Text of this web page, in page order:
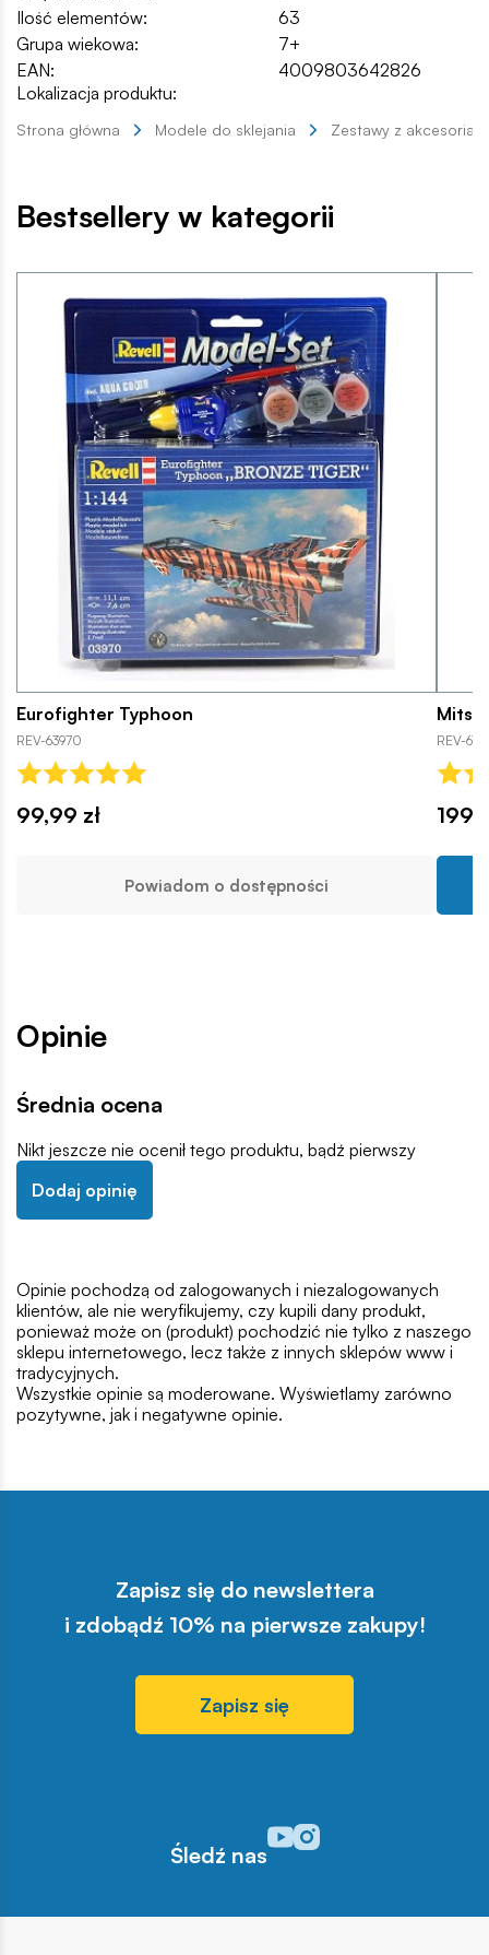
Ilość elementów:
63
Grupa wiekowa:
7+
EAN:
4009803642826
Lokalizacja produktu:
Strona główna Modele do sklejania Zestawy z akcesoriami
Bestsellery w kategorii
Eurofighter Typhoon
REV-63970
99,99 zł
Powiadom o dostępności
REV-
Opinie
Średnia ocena
Nikt jeszcze nie ocenił tego produktu, bądź pierwszy
Dodaj opinię
Opinie pochodzą od zalogowanych i niezalogowanych
klientów, ale nie weryfikujemy, czy kupili dany produkt,
ponieważ może on (produkt) pochodzić nie tylko z naszego
sklepu internetowego, lecz także z innych sklepów www i
tradycyjnych.
Wszystkie opinie są moderowane. Wyświetlamy zarówno
pozytywne, jak i negatywne opinie.
Zapisz się do newslettera
i zdobądź 10% na pierwsze zakupy!
Zapisz się
Śledź nas
Odwiedź nasz profil w
Odwiedź nasz profil w